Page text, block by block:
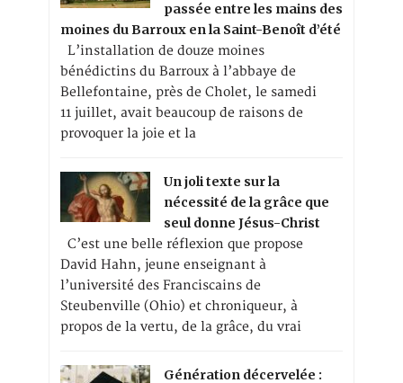
passée entre les mains des
moines du Barroux en la Saint-Benoît d’été
L’installation de douze moines
bénédictins du Barroux à l’abbaye de
Bellefontaine, près de Cholet, le samedi
11 juillet, avait beaucoup de raisons de
provoquer la joie et la
Un joli texte sur la
nécessité de la grâce que
seul donne Jésus-Christ
C’est une belle réflexion que propose
David Hahn, jeune enseignant à
l’université des Franciscains de
Steubenville (Ohio) et chroniqueur, à
propos de la vertu, de la grâce, du vrai
Génération décervelée :